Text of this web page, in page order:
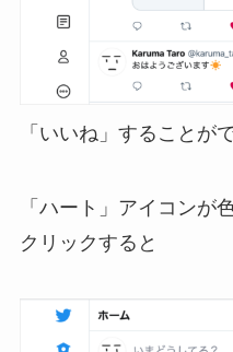
「いいね」することが
「ハート」アイコンが
クリックすると